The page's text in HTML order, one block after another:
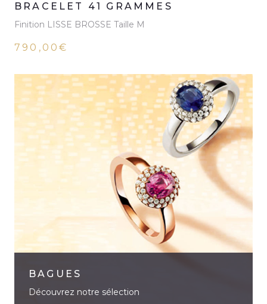
BRACELET 41 GRAMMES
Finition LISSE BROSSE Taille M
790,00€
BAGUES
Découvrez notre sélection